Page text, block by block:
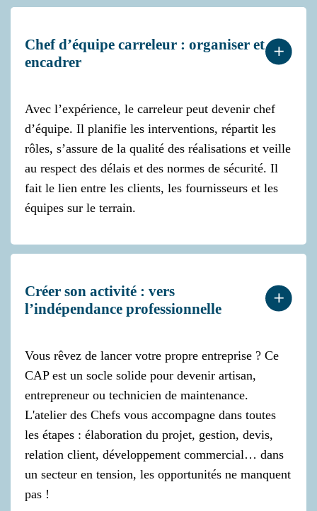
Chef d’équipe carreleur : organiser et
encadrer
Avec l’expérience, le carreleur peut devenir chef
d’équipe. Il planifie les interventions, répartit les
rôles, s’assure de la qualité des réalisations et veille
au respect des délais et des normes de sécurité. Il
fait le lien entre les clients, les fournisseurs et les
équipes sur le terrain.
Créer son activité : vers
l’indépendance professionnelle
Vous rêvez de lancer votre propre entreprise ? Ce
CAP est un socle solide pour devenir artisan,
entrepreneur ou technicien de maintenance.
L'atelier des Chefs vous accompagne dans toutes
les étapes : élaboration du projet, gestion, devis,
relation client, développement commercial… dans
un secteur en tension, les opportunités ne manquent
pas !